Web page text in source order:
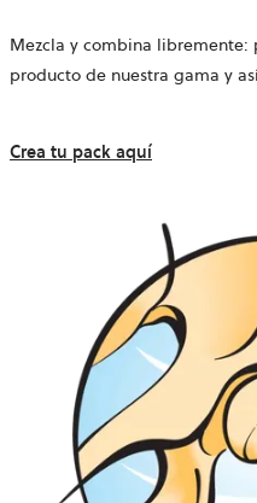
Mezcla y combina
producto de nuestra gama y
Crea tu pack aquí